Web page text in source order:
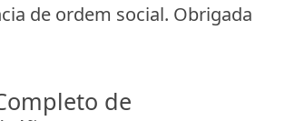
de ordem social. Obrigada
de